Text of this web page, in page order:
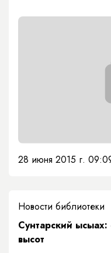
28 июня 2015 г.
Новости библиотеки
Сунтарский
высот